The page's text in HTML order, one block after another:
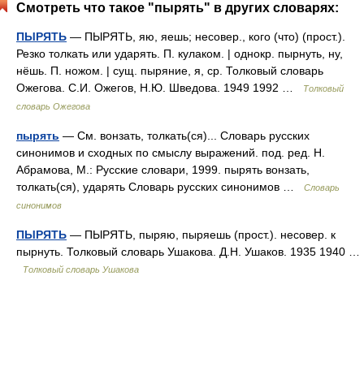
Смотреть что такое "пырять" в других словарях:
ПЫРЯТЬ — ПЫРЯТЬ, яю, яешь; несовер., кого (что) (прост.).
Резко толкать или ударять. П. кулаком. | однокр. пырнуть, ну,
нёшь. П. ножом. | сущ. пыряние, я, ср. Толковый словарь
Ожегова. С.И. Ожегов, Н.Ю. Шведова. 1949 1992 …
Толковый
словарь Ожегова
пырять — См. вонзать, толкать(ся)... Словарь русских
синонимов и сходных по смыслу выражений. под. ред. Н.
Абрамова, М.: Русские словари, 1999. пырять вонзать,
толкать(ся), ударять Словарь русских синонимов …
Словарь
синонимов
ПЫРЯТЬ — ПЫРЯТЬ, пыряю, пыряешь (прост.). несовер. к
пырнуть. Толковый словарь Ушакова. Д.Н. Ушаков. 1935 1940 …
Толковый словарь Ушакова